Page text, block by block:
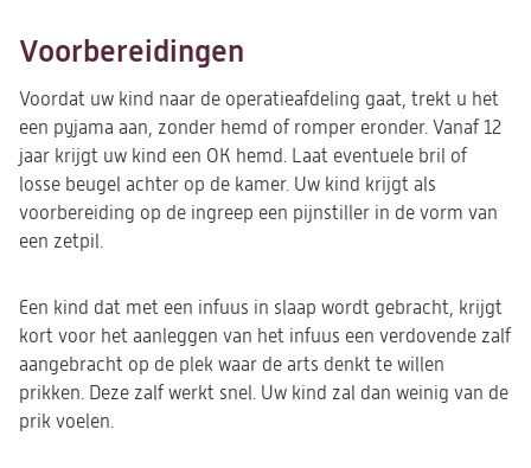
Voorbereidingen
Voordat uw kind naar de operatieafdeling gaat, trekt u het
een pyjama aan, zonder hemd of romper eronder. Vanaf 12
jaar krijgt uw kind een OK hemd. Laat eventuele bril of
losse beugel achter op de kamer. Uw kind krijgt als
voorbereiding op de ingreep een pijnstiller in de vorm van
een zetpil.
Een kind dat met een infuus in slaap wordt gebracht, krijgt
kort voor het aanleggen van het infuus een verdovende zalf
aangebracht op de plek waar de arts denkt te willen
prikken. Deze zalf werkt snel. Uw kind zal dan weinig van de
prik voelen.